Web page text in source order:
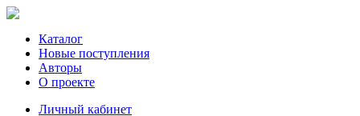
Каталог
Новые поступления
Авторы
О проекте
Личный кабинет